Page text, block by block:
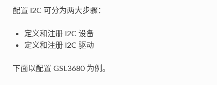
配置 I2C 可分为两大步骤：
定义和注册 I2C 设备
定义和注册 I2C 驱动
下面以配置 GSL3680 为例。